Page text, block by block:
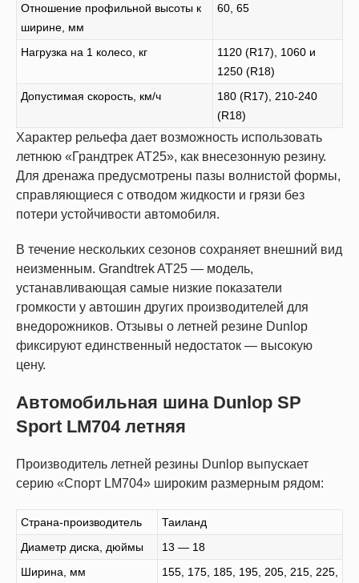
Отношение профильной высоты к
ширине, мм
60, 65
Нагрузка на 1 колесо, кг
1120 (R17), 1060 и
1250 (R18)
Допустимая скорость, км/ч
180 (R17), 210-240
(R18)
Характер рельефа дает возможность использовать
летнюю «Грандтрек АТ25», как внесезонную резину.
Для дренажа предусмотрены пазы волнистой формы,
справляющиеся с отводом жидкости и грязи без
потери устойчивости автомобиля.
В течение нескольких сезонов сохраняет внешний вид
неизменным. Grandtrek AT25 — модель,
устанавливающая самые низкие показатели
громкости у автошин других производителей для
внедорожников. Отзывы о летней резине Dunlop
фиксируют единственный недостаток — высокую
цену.
Автомобильная шина Dunlop SP
Sport LM704 летняя
Производитель летней резины Dunlop выпускает
серию «Спорт LM704» широким размерным рядом:
Страна-производитель
Таиланд
Диаметр диска, дюймы
13 — 18
Ширина, мм
155, 175, 185, 195, 205, 215, 225,